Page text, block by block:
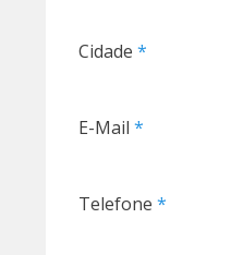
Cidade
E-Mail
Telefone